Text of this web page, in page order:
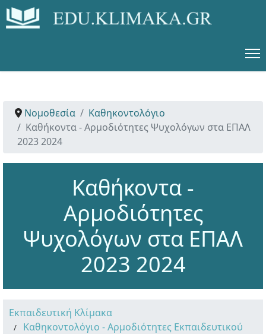
Νομοθεσία
Καθηκοντολόγιο
Καθήκοντα - Αρμοδιότητες Ψυχολόγων στα ΕΠΑΛ
2023 2024
Καθήκοντα -
Αρμοδιότητες
Ψυχολόγων στα ΕΠΑΛ
2023 2024
Εκπαιδευτική Κλίμακα
Καθηκοντολόγιο - Αρμοδιότητες Εκπαιδευτικού